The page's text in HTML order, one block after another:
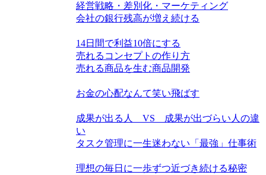
経営戦略・差別化・マーケティング
会社の銀行残高が増え続ける
14日間で利益10倍にする
売れるコンセプトの作り方
売れる商品を生む商品開発
お金の心配なんて笑い飛ばす
成果が出る人 VS 成果が出づらい人の違
い
タスク管理に一生迷わない「最強」仕事術
理想の毎日に一歩ずつ近づき続ける秘密